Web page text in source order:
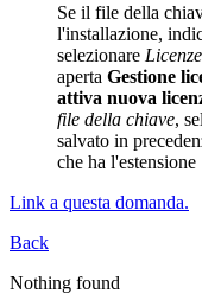
Se il file della
l'installazione,
selezionare Licenze
aperta Gestione
attiva nuova
file della chiave,
salvato in
che ha l'estensione
Link a questa domanda.
Back
Nothing found